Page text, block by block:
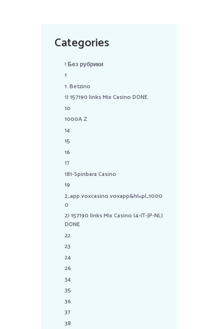
Categories
! Без рубрики
1
1. Betzino
1) 157190 links Mix Casino DONE
10
1000A Z
14
15
16
17
181-Spinbara Casino
19
2_app.voxcasino.voxapp&hl=pl_1000
0
2) 157190 links Mix Casino (4-IT-JP-NL)
DONE
22
23
24
26
34
35
36
37
38